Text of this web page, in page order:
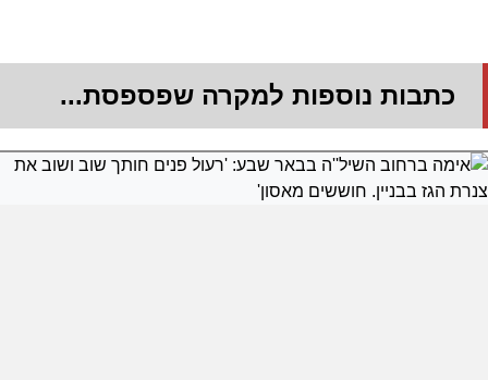
כתבות נוספות למקרה שפספסת...